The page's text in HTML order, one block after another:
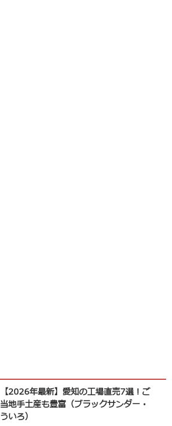
【2026年最新】愛知の工場直売7選！ご
当地手土産も豊富（ブラックサンダー・
ういろ）